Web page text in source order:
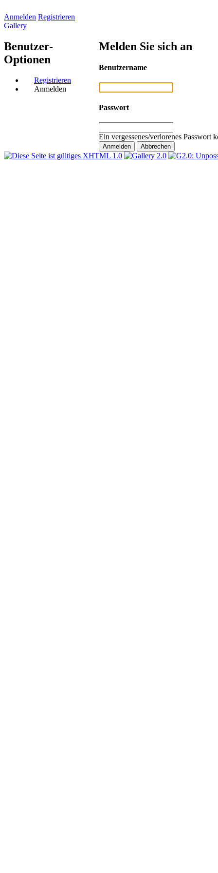
Anmelden Registrieren
Gallery
Benutzer-
Optionen
Registrieren
Anmelden
Melden Sie sich an
Benutzername
Passwort
Ein vergessenes/verlorenes Passwort